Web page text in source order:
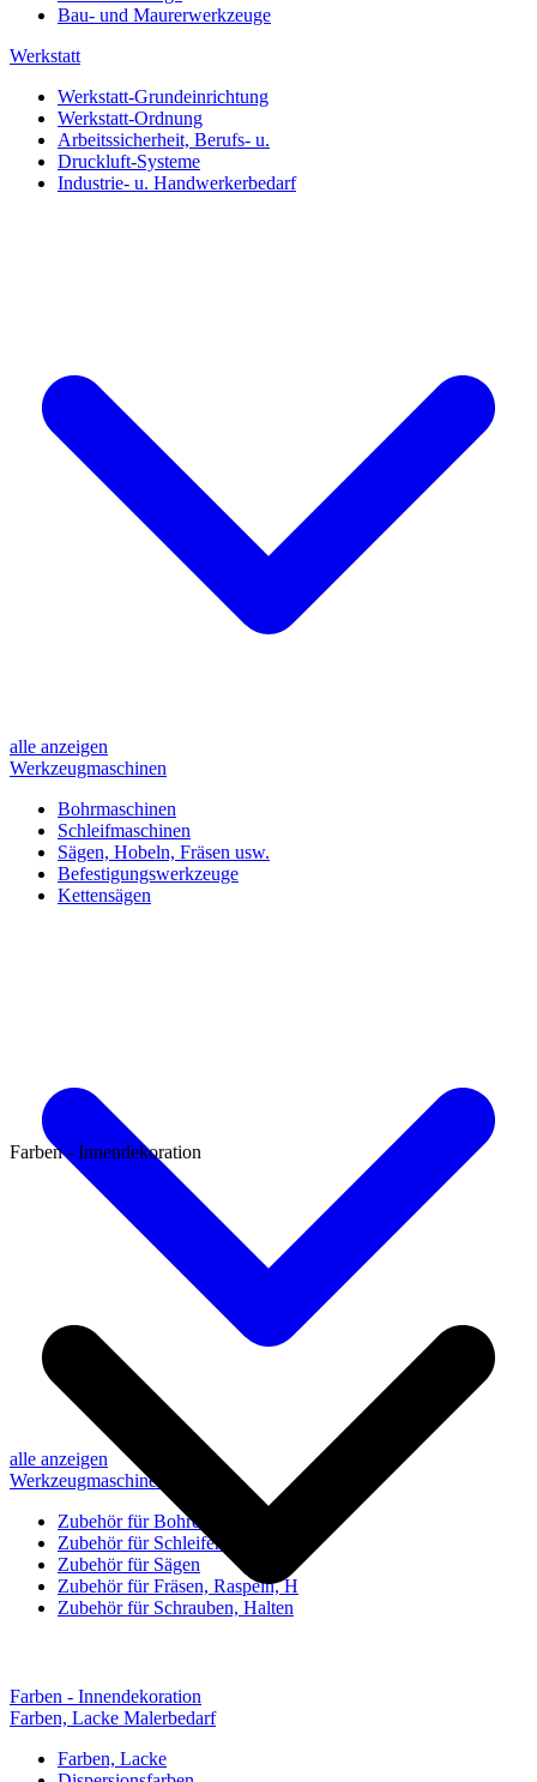
Bau- und Maurerwerkzeuge
Werkstatt
Werkstatt-Grundeinrichtung
Werkstatt-Ordnung
Arbeitssicherheit, Berufs- u.
Druckluft-Systeme
Industrie- u. Handwerkerbedarf
alle anzeigen
Werkzeugmaschinen
Bohrmaschinen
Schleifmaschinen
Sägen, Hobeln, Fräsen usw.
Befestigungswerkzeuge
Kettensägen
alle anzeigen
Werkzeugmaschinen-Zubehör
Zubehör für Bohren, Bohrhilfen
Zubehör für Schleifen, Poliere
Zubehör für Sägen
Zubehör für Fräsen, Raspeln, H
Zubehör für Schrauben, Halten
Farben - Innendekoration
Farben - Innendekoration
Farben, Lacke Malerbedarf
Farben, Lacke